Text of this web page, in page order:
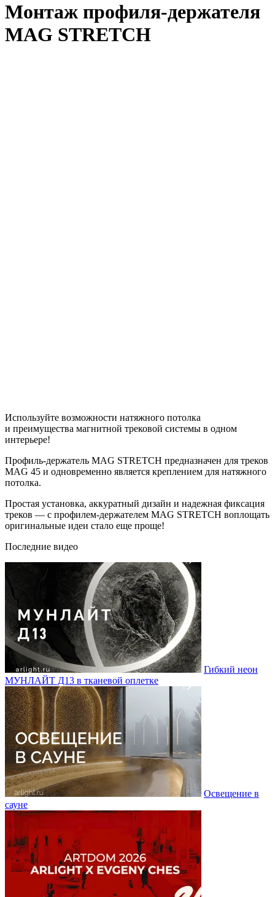
Монтаж профиля-держателя
MAG STRETCH
Используйте возможности натяжного потолка
и преимущества магнитной трековой системы в одном
интерьере!
Профиль-держатель MAG STRETCH предназначен для треков
MAG 45 и одновременно является креплением для натяжного
потолка.
Простая установка, аккуратный дизайн и надежная фиксация
треков — с профилем-держателем MAG STRETCH воплощать
оригинальные идеи стало еще проще!
Последние видео
Гибкий неон
МУНЛАЙТ Д13 в тканевой оплетке
Освещение в
сауне